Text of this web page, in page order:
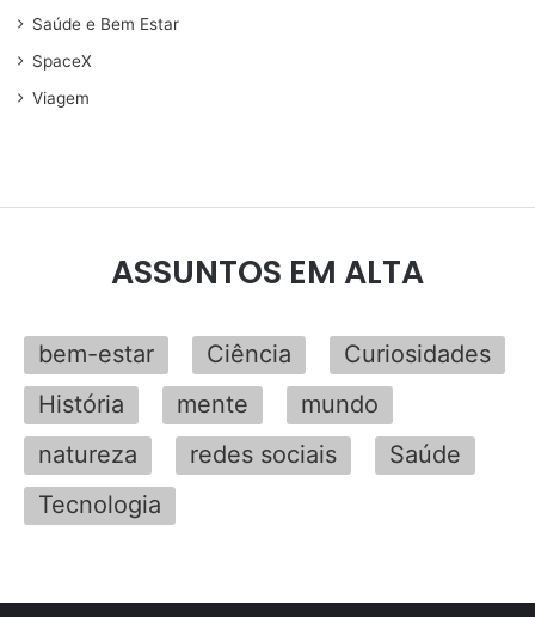
Saúde e Bem Estar
SpaceX
Viagem
ASSUNTOS EM ALTA
bem-estar Ciência
Curiosidades
História
mente
mundo
natureza
redes sociais
Saúde
Tecnologia